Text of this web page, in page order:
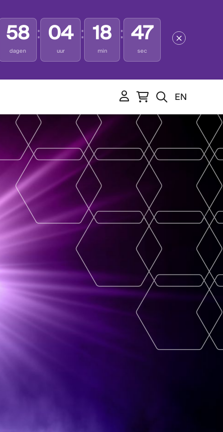
58
dagen
: 04
uur
: 18
min
: 46
sec
EN